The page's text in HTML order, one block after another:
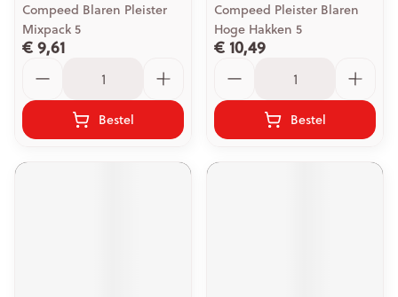
Compeed Blaren Pleister
Mixpack 5
€ 9,61
Bestel
Compeed Pleister Blaren
Hoge Hakken 5
€ 10,49
Bestel